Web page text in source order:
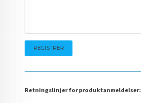
Retningslinjer for produktanmeldelser: